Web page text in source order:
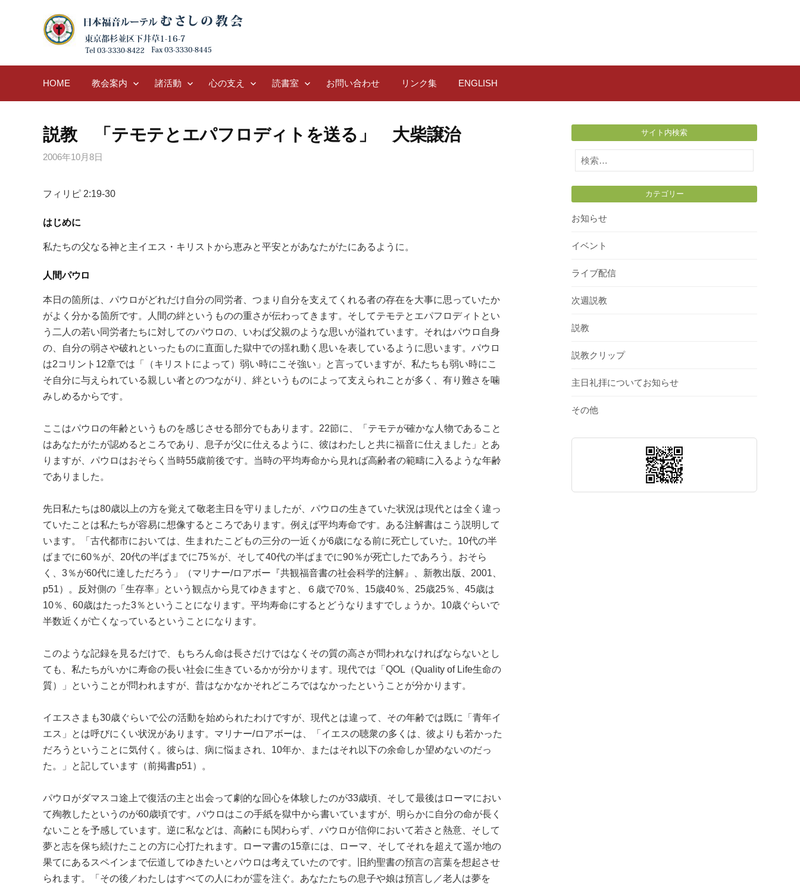
HOME 教会案内 諸活動 心の支え 読書室 お問い合わせ リンク集 ENGLISH
説教 「テモテとエパフロディトを送る」 大柴譲治
2006年10月8日
フィリピ 2:19-30
はじめに
私たちの父なる神と主イエス・キリストから恵みと平安とがあなたがたにあるように。
人間パウロ
本日の箇所は、パウロがどれだけ自分の同労者、つまり自分を支えてくれる者の存在を大事に思っていたか
がよく分かる箇所です。人間の絆というものの重さが伝わってきます。そしてテモテとエパフロディトとい
う二人の若い同労者たちに対してのパウロの、いわば父親のような思いが溢れています。それはパウロ自身
の、自分の弱さや破れといったものに直面した獄中での揺れ動く思いを表しているように思います。パウロ
は2コリント12章では「（キリストによって）弱い時にこそ強い」と言っていますが、私たちも弱い時にこ
そ自分に与えられている親しい者とのつながり、絆というものによって支えられことが多く、有り難さを噛
みしめるからです。
ここはパウロの年齢というものを感じさせる部分でもあります。22節に、「テモテが確かな人物であること
はあなたがたが認めるところであり、息子が父に仕えるように、彼はわたしと共に福音に仕えました」とあ
りますが、パウロはおそらく当時55歳前後です。当時の平均寿命から見れば高齢者の範疇に入るような年齢
でありました。
先日私たちは80歳以上の方を覚えて敬老主日を守りましたが、パウロの生きていた状況は現代とは全く違っ
ていたことは私たちが容易に想像するところであります。例えば平均寿命です。ある注解書はこう説明して
います。「古代都市においては、生まれたこどもの三分の一近くが6歳になる前に死亡していた。10代の半
ばまでに60％が、20代の半ばまでに75％が、そして40代の半ばまでに90％が死亡したであろう。おそら
く、3％が60代に達しただろう」（マリナー/ロアボー『共観福音書の社会科学的注解』、新教出版、2001、
p51）。反対側の「生存率」という観点から見てゆきますと、６歳で70％、15歳40％、25歳25％、45歳は
10％、60歳はたった3％ということになります。平均寿命にするとどうなりますでしょうか。10歳ぐらいで
半数近くが亡くなっているということになります。
このような記録を見るだけで、もちろん命は長さだけではなくその質の高さが問われなければならないとし
ても、私たちがいかに寿命の長い社会に生きているかが分かります。現代では「QOL（Quality of Life生命の
質）」ということが問われますが、昔はなかなかそれどころではなかったということが分かります。
イエスさまも30歳ぐらいで公の活動を始められたわけですが、現代とは違って、その年齢では既に「青年イ
エス」とは呼びにくい状況があります。マリナー/ロアボーは、「イエスの聴衆の多くは、彼よりも若かった
だろうということに気付く。彼らは、病に悩まされ、10年か、またはそれ以下の余命しか望めないのだっ
た。」と記しています（前掲書p51）。
パウロがダマスコ途上で復活の主と出会って劇的な回心を体験したのが33歳頃、そして最後はローマにおい
て殉教したというのが60歳頃です。パウロはこの手紙を獄中から書いていますが、明らかに自分の命が長く
ないことを予感しています。逆に私などは、高齢にも関わらず、パウロが信仰において若さと熱意、そして
夢と志を保ち続けたことの方に心打たれます。ローマ書の15章には、ローマ、そしてそれを超えて遥か地の
果てにあるスペインまで伝道してゆきたいとパウロは考えていたのです。旧約聖書の預言の言葉を想起させ
られます。「その後／わたしはすべての人にわが霊を注ぐ。あなたたちの息子や娘は預言し／老人は夢を
サイト内検索
検
索:
カテゴリー
お知らせ
イベント
ライブ配信
次週説教
説教
説教クリップ
主日礼拝についてお知らせ
その他